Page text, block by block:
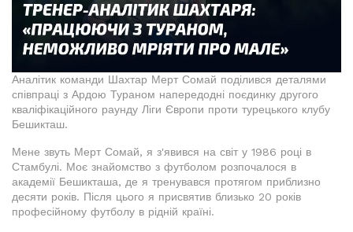
Аналітик команди Шахтар Мерт Сомай поділився деталями
співпраці з Ардою Тураном напередодні поєдинку другого
кваліфікаційного раунду Ліги Європи проти турецького клубу
Бешикташ.
Мене звуть Мерт Сомай, я з'явився на світ у 1986 році в
Стамбулі. Моє знайомство з футболом розпочалося в
академії Бешикташа, де я тренувався протягом приблизно
десяти років. Після цього я присвятив близько 20 років
професійному футболу в рідній країні.